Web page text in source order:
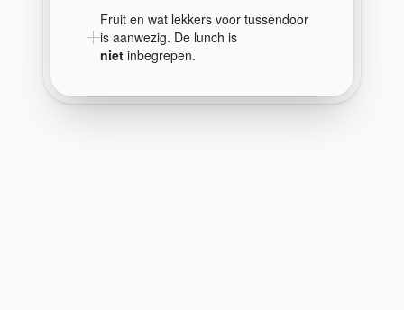
Fruit en wat lekkers voor tussendoor
is aanwezig. De lunch is
niet inbegrepen.